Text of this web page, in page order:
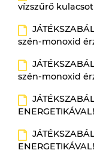
vízszűrő
szén-monoxid
szén-monoxid